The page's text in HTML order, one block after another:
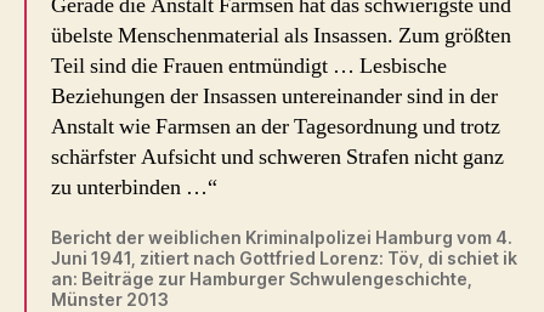
übelste Menschenmaterial als Insassen. Zum größten
Teil sind die Frauen entmündigt … Lesbische
Beziehungen der Insassen untereinander sind in der
Anstalt wie Farmsen an der Tagesordnung und trotz
schärfster Aufsicht und schweren Strafen nicht ganz
zu unterbinden …“
Bericht der weiblichen Kriminalpolizei Hamburg vom 4.
Juni 1941, zitiert nach Gottfried Lorenz: Töv, di schiet ik
an: Beiträge zur Hamburger Schwulengeschichte,
Münster 2013